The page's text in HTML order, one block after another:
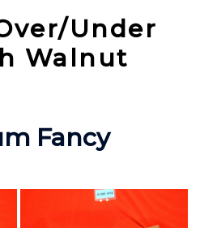
Under
Walnut
Fancy